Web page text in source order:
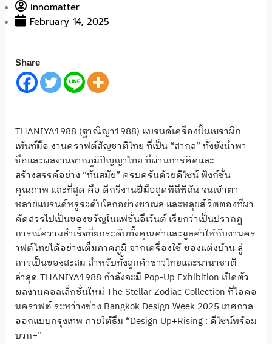
innomatter
February 14, 2025
Share
THANIYA1988 (ฐาณิญา1988) แบรนด์เครื่องปั้นเซรามิก
เพ้นท์มือ งานคราฟต์สัญชาติไทย ที่เป็น “สากล” ทั้งยังนำพา
ชื่อและผลงานจากภูมิปัญญาไทย ที่ผ่านการคิดและ
สร้างสรรค์อย่าง “ทันสมัย” ครบครันด้วยดีไซน์ ฟังก์ชั่น
คุณภาพ และที่สุด คือ ดีกรีงานฝีมือสุดพิถีพิถัน จนเข้าตา
หลายแบรนด์หรูระดับโลกอย่างชาเนล และหลุยส์ วิตตองที่มา
คัดสรรไปเป็นของขวัญในแฟชั่นอีเว้นต์ เรียกว่าเป็นปรากฎ
การณ์ความสำเร็จที่ยกระดับทั้งคุณค่าและมูลค่าให้กับงานคร
าฟต์ไทยได้อย่างเต็มภาคภูมิ จากเครื่องใช้ ของแต่งบ้าน สู่
การเป็นของสะสม สำหรับทั้งลูกค้าชาวไทยและนานาชาติ
ล่าสุด THANIYA1988 กำลังจะมี Pop-Up Exhibition เปิดตัว
ผลงานคอลเล็กชั่นใหม่ The Stellar Zodiac Collection ที่ไอคอ
นคราฟต์ ระหว่างช่วง Bangkok Design Week 2025 เทศกาล
ออกแบบกรุงเทพ ภายใต้ธีม “Design Up+Rising : ดีไซน์พร้อม
บวก+”